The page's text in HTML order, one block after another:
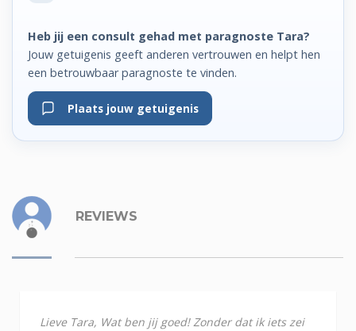
Heb jij een consult gehad met paragnoste Tara?
Jouw getuigenis geeft anderen vertrouwen en helpt hen
een betrouwbaar paragnoste te vinden.
Plaats jouw getuigenis
REVIEWS
Lieve Tara, Wat ben jij goed! Zonder dat ik iets zei